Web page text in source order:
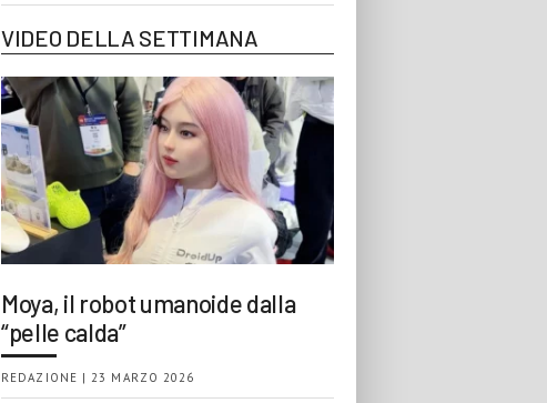
VIDEO DELLA SETTIMANA
Moya, il robot umanoide dalla
“pelle calda”
REDAZIONE | 23 MARZO 2026